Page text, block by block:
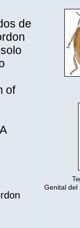
de
of
Genital del